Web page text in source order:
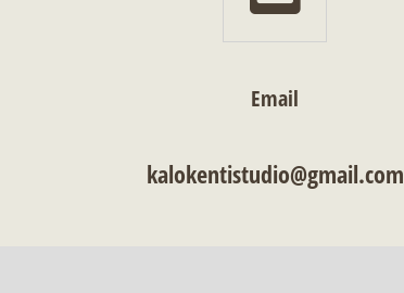
Εmail
kalokentistudio@gmail.com